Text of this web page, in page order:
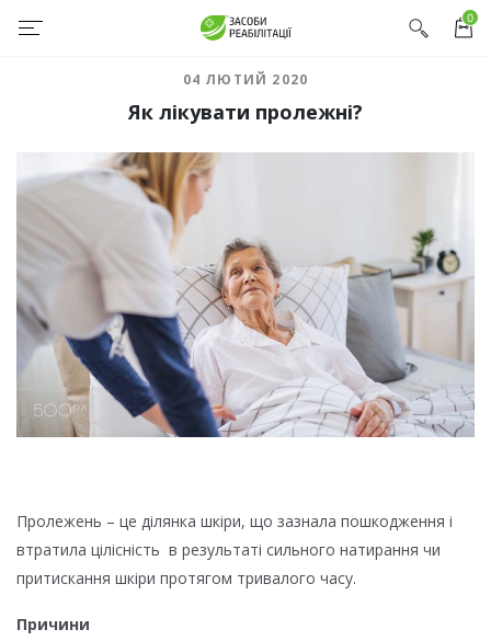
0
04 ЛЮТИЙ 2020
Як лікувати пролежні?
Пролежень – це ділянка шкіри, що зазнала пошкодження і
втратила цілісність в результаті сильного натирання чи
притискання шкіри протягом тривалого часу.
Причини